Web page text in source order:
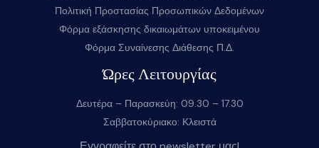
Πολιτική Προστασίας Προσωπικών Δεδομένων
Φόρμα εξάσκησης δικαιωμάτων υποκειμένου
Φόρμα Συναίνεσης Διάθεσης Π.Δ.
Ώρες Λειτουργίας
Δευτέρα – Παρασκεύη: 09.30 – 17.30
Σαββατοκύριακο: Κλειστά